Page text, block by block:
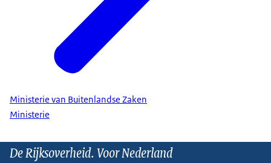
Ministerie van Buitenlandse Zaken
Ministerie
De Rijksoverheid. Voor Nederland